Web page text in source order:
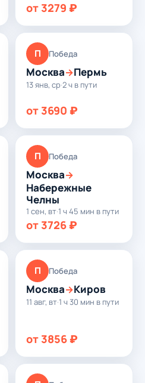
от 3279 ₽
П Победа
Москва→Пермь
13 янв, ср·2 ч в пути
от 3690 ₽
П Победа
Москва→
Набережные
Челны
1 сен, вт·1 ч 45 мин в пути
от 3726 ₽
П Победа
Москва→Киров
11 авг, вт·1 ч 30 мин в пути
от 3856 ₽